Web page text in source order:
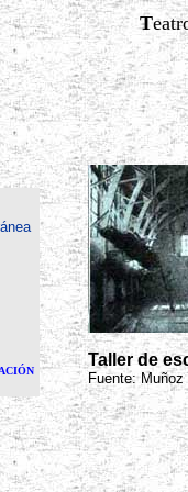
T
Taller de
Fuente: